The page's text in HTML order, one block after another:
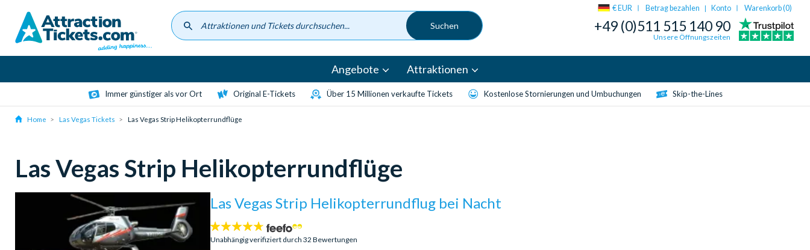
content
€ EUR Betrag bezahlen | Konto Warenkorb (0)
+49 (0)511 515 140 90
Unsere Öffnungszeiten
Angebote Attraktionen
Immer günstiger als vor Ort Original E-Tickets Über 15 Millionen verkaufte Tickets Kostenlose Stornierungen und Umbuchungen Skip-the-Lines
Home Las Vegas Tickets Las Vegas Strip Helikopterrundflüge
Las Vegas Strip Helikopterrundflüge
Las Vegas Strip Helikopterrundflug bei Nacht
4.7
Sterne:
Unabhängig verifiziert durch 32 Bewertungen